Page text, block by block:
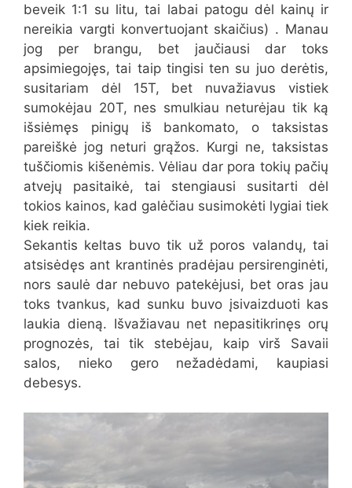
beveik 1:1 su litu, tai labai patogu dėl kainų ir
nereikia vargti konvertuojant skaičius) . Manau
jog per brangu, bet jaučiausi dar toks
apsimiegojęs, tai taip tingisi ten su juo derėtis,
susitariam dėl 15T, bet nuvažiavus vistiek
sumokėjau 20T, nes smulkiau neturėjau tik ką
išsiėmęs pinigų iš bankomato, o taksistas
pareiškė jog neturi grąžos. Kurgi ne, taksistas
tuščiomis kišenėmis. Vėliau dar pora tokių pačių
atvejų pasitaikė, tai stengiausi susitarti dėl
tokios kainos, kad galėčiau susimokėti lygiai tiek
kiek reikia.
Sekantis keltas buvo tik už poros valandų, tai
atsisėdęs ant krantinės pradėjau persirenginėti,
nors saulė dar nebuvo patekėjusi, bet oras jau
toks tvankus, kad sunku buvo įsivaizduoti kas
laukia dieną. Išvažiavau net nepasitikrinęs orų
prognozės, tai tik stebėjau, kaip virš Savaii
salos, nieko gero nežadėdami, kaupiasi
debesys.